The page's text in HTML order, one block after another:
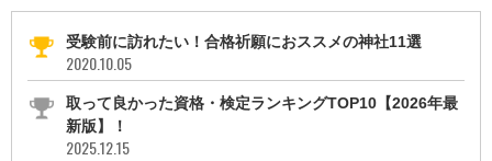
受験前に訪れたい！合格祈願におススメの神社11選
2020.10.05
取って良かった資格・検定ランキングTOP10【2026年最
新版】！
2025.12.15